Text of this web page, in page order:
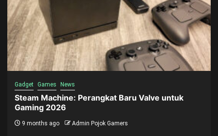
Gadget Games News
Steam Machine: Perangkat Baru Valve untuk
Gaming 2026
9 months ago Admin Pojok Gamers